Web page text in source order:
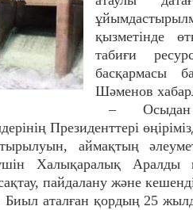
қызметінде
табиғи
басқармасы
Шәменов
– Осыдан
Президенттері
аймақтың
Халықаралық
пайдалану және
аталған қордың 25